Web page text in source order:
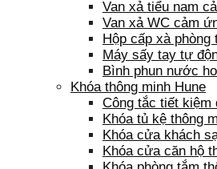
Van xả tiểu nam
Van xả WC cảm
Hộp cấp xà phòng
Máy sấy tay tự
Bình phun nước
Khóa thông minh Hune
Công tắc tiết kiệm
Khóa tủ kệ thông
Khóa cửa khách
Khóa cửa căn hộ